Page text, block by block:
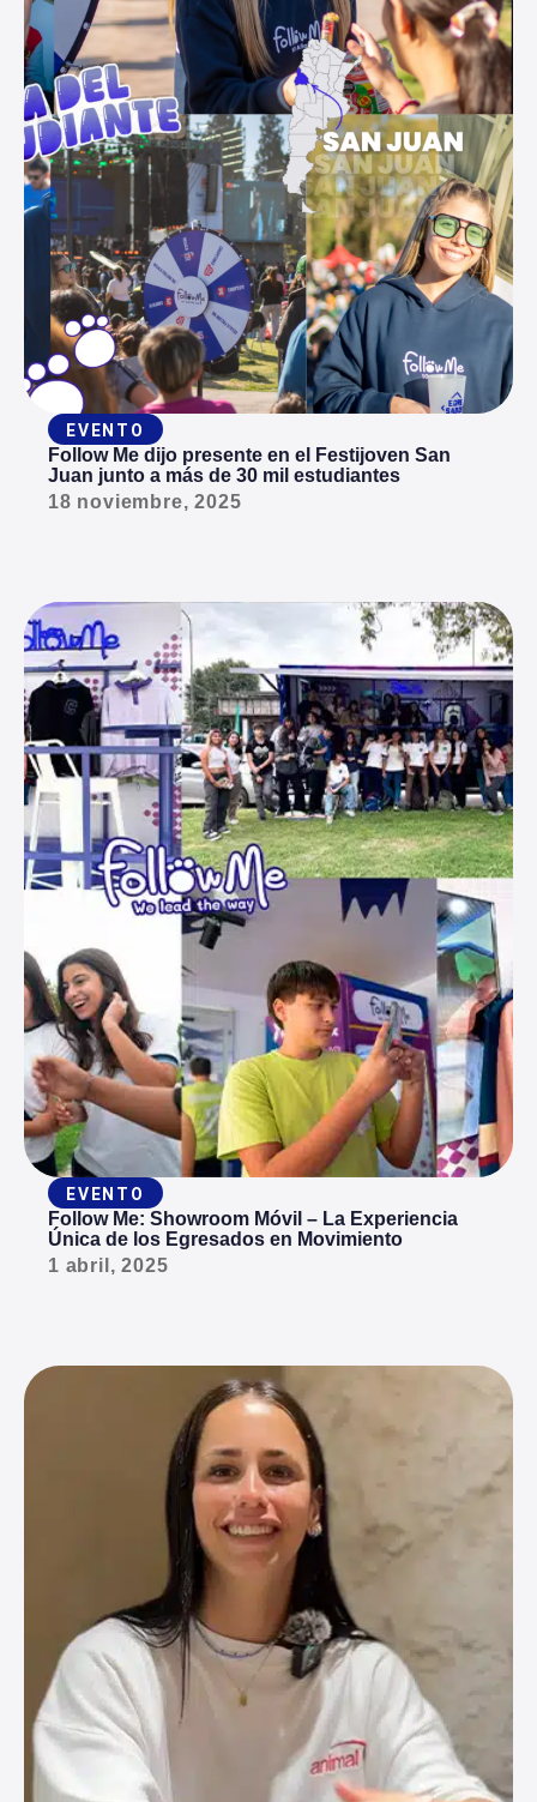
EVENTO
Follow Me dijo presente en el Festijoven San
Juan junto a más de 30 mil estudiantes
18 noviembre, 2025
EVENTO
Follow Me: Showroom Móvil – La Experiencia
Única de los Egresados en Movimiento
1 abril, 2025